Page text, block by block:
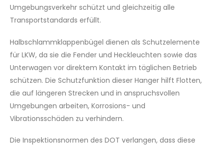
Umgebungsverkehr schützt und gleichzeitig alle
Transportstandards erfüllt.
Halbschlammklappenbügel dienen als Schutzelemente
für LKW, da sie die Fender und Heckleuchten sowie das
Unterwagen vor direktem Kontakt im täglichen Betrieb
schützen. Die Schutzfunktion dieser Hanger hilft Flotten,
die auf längeren Strecken und in anspruchsvollen
Umgebungen arbeiten, Korrosions- und
Vibrationsschäden zu verhindern.
Die Inspektionsnormen des DOT verlangen, dass diese